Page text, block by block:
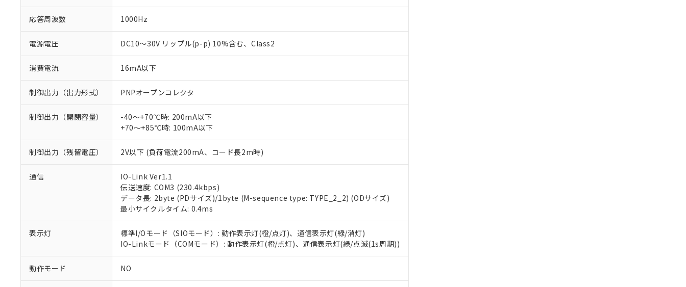
応答周波数 1000Hz
電源電圧 DC10～30V リップル(p-p) 10%含む、Class2
消費電流 16mA以下
制御出力（出力形式） PNPオープンコレクタ
制御出力（開閉容量）
-40～+70℃時: 200mA以下
+70～+85℃時: 100mA以下
制御出力（残留電圧） 2V以下 (負荷電流200mA、コード長2m時)
通信
IO-Link Ver1.1
伝送速度: COM3 (230.4kbps)
データ長: 2byte (PDサイズ)/1byte (M-sequence type: TYPE_2_2) (ODサイズ)
最小サイクルタイム: 0.4ms
表示灯
標準I/Oモード（SIOモード）: 動作表示灯(橙/点灯)、通信表示灯(緑/消灯)
IO-Linkモード（COMモード）: 動作表示灯(橙/点灯)、通信表示灯(緑/点滅(1s周期))
動作モード NO
ご利用条件
以下の条件をお読みいただき、同意のうえご利用ください。
くものです。
※1 対応状況
対応済み：EU RoHS指令（10物質）の非含有に対応した製品が提供可能な商品です。
対応予定：EU RoHS指令（10物質）の非含有に対応した製品に切り替える予定のある商品です。
対応予定なし：EU RoHS指令（10物質）の非含有に非対応の商品で、対応品を出す予定はありません。
仕入先様の事情により、非含有部品としていたものが、含有品と判明した場合などやむを得ず変更すること
があります。
※1 中国RoHS○×表
「○」：最大均質材料含有率が中国RoHSの基準値以下であることを示します。
う）を輸出または国外への提供する場合は、日本国政府の輸出許可(または役務取引許可)を取得する